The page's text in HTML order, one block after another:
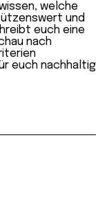
welche
und
euch eine
nach
euch nachhaltig